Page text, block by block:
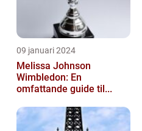
09 januari 2024
Melissa Johnson
Wimbledon: En
omfattande guide til...